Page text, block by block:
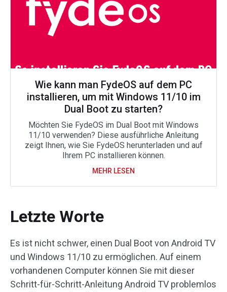
Wie kann man FydeOS auf dem PC
installieren, um mit Windows 11/10 im
Dual Boot zu starten?
Möchten Sie FydeOS im Dual Boot mit Windows
11/10 verwenden? Diese ausführliche Anleitung
zeigt Ihnen, wie Sie FydeOS herunterladen und auf
Ihrem PC installieren können.
MEHR LESEN
Letzte Worte
Es ist nicht schwer, einen Dual Boot von Android TV
und Windows 11/10 zu ermöglichen. Auf einem
vorhandenen Computer können Sie mit dieser
Schritt-für-Schritt-Anleitung Android TV problemlos